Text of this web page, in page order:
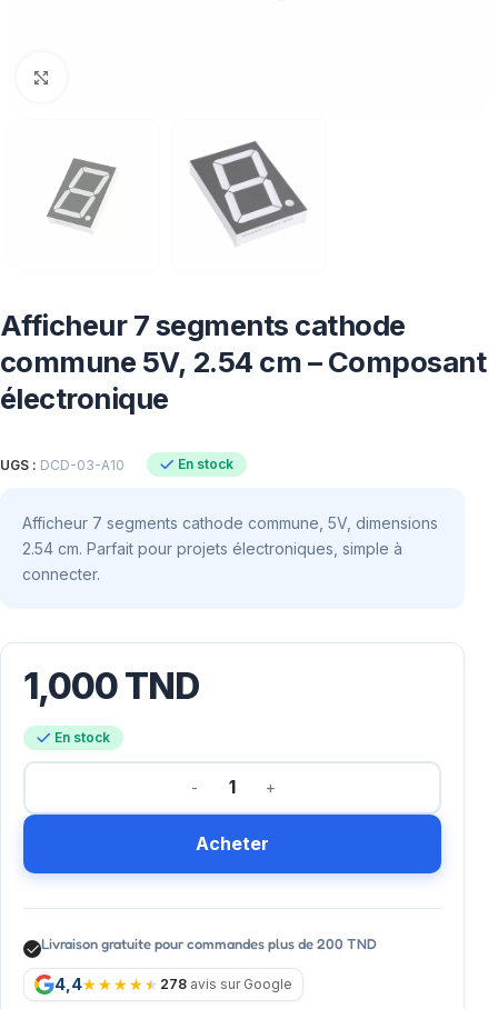
Afficheur 7 segments cathode
commune 5V, 2.54 cm – Composant
électronique
UGS : DCD-03-A10 En stock
Afficheur 7 segments cathode commune, 5V, dimensions
2.54 cm. Parfait pour projets électroniques, simple à
connecter.
1,000TND
En stock
Acheter
Livraison gratuite pour commandes plus de 200 TND
4,4 278 avis sur Google